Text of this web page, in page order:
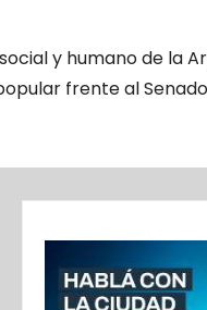
y humano de la
frente al Senado